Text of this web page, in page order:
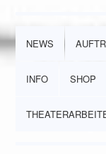
NEWS
INFO SHOP